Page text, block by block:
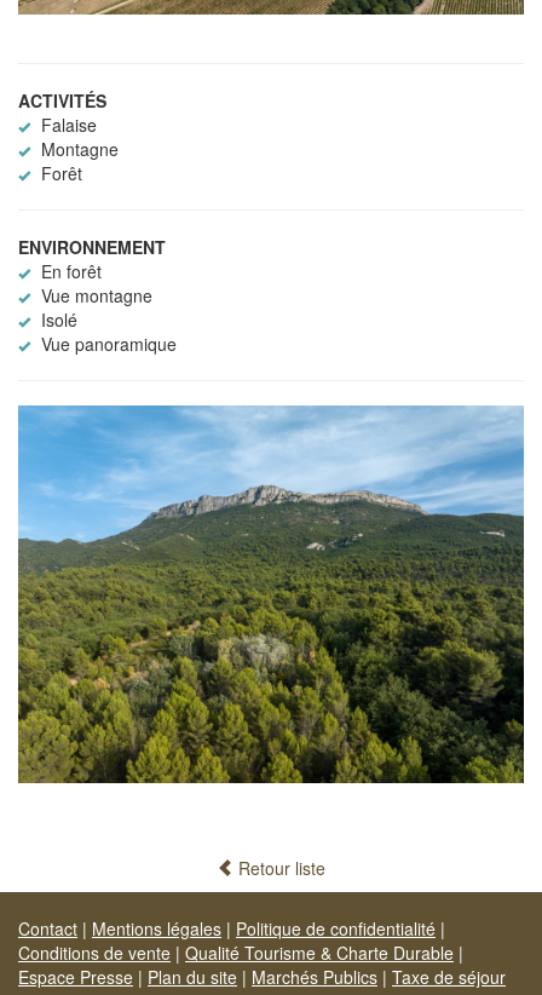
ACTIVITÉS
Falaise
Montagne
Forêt
ENVIRONNEMENT
En forêt
Vue montagne
Isolé
Vue panoramique
Retour liste
Contact | Mentions légales | Politique de confidentialité |
Conditions de vente | Qualité Tourisme & Charte Durable |
Espace Presse | Plan du site | Marchés Publics | Taxe de séjour